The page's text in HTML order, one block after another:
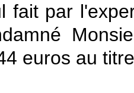
fait par
euros au